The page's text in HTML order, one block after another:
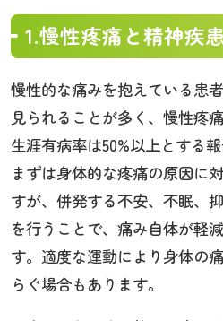
1.慢性疼痛と精神疾
慢性的な痛みを抱えている患
見られることが多く、慢性疼
生涯有病率は50%以上とする報
まずは身体的な疼痛の原因に
すが、併発する不安、不眠、
を行うことで、痛み自体が軽
す。適度な運動により身体の
らぐ場合もあります。